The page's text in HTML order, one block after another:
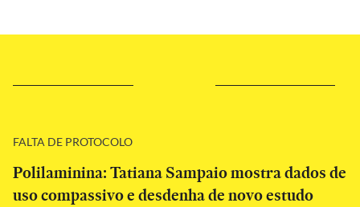
FALTA DE PROTOCOLO
Polilaminina: Tatiana Sampaio mostra dados de
uso compassivo e desdenha de novo estudo